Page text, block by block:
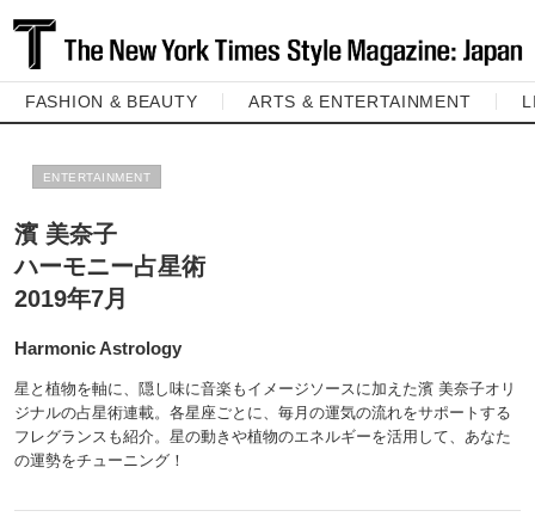
FASHION & BEAUTY ARTS & ENTERTAINMENT
ENTERTAINMENT
濱 美奈子
ハーモニー占星術
2019年7月
Harmonic Astrology
星と植物を軸に、隠し味に音楽もイメージソースに加えた濱 美奈子オリ
ジナルの占星術連載。各星座ごとに、毎月の運気の流れをサポートする
フレグランスも紹介。星の動きや植物のエネルギーを活用して、あなた
の運勢をチューニング！